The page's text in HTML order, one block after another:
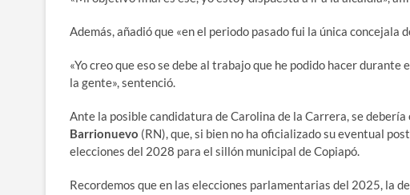
Además, añadió que «en el periodo pasado fui la única
«Yo creo que eso se debe al trabajo que he podido hacer
la gente», sentenció.
Ante la posible candidatura de Carolina de la Carrera, se
Barrionuevo (RN), que, si bien no ha oficializado su eventual
elecciones del 2028 para el sillón municipal de Copiapó.
Recordemos que en las elecciones parlamentarias del 2025, la